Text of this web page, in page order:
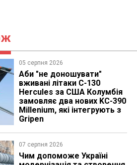
05 серпня 2026
Аби "не доношувати"
вживані літаки C-130
Hercules за США Колумбія
замовляє два нових KC-390
Millenium, які інтегрують з
Gripen
07 серпня 2026
Чим допоможе Україні